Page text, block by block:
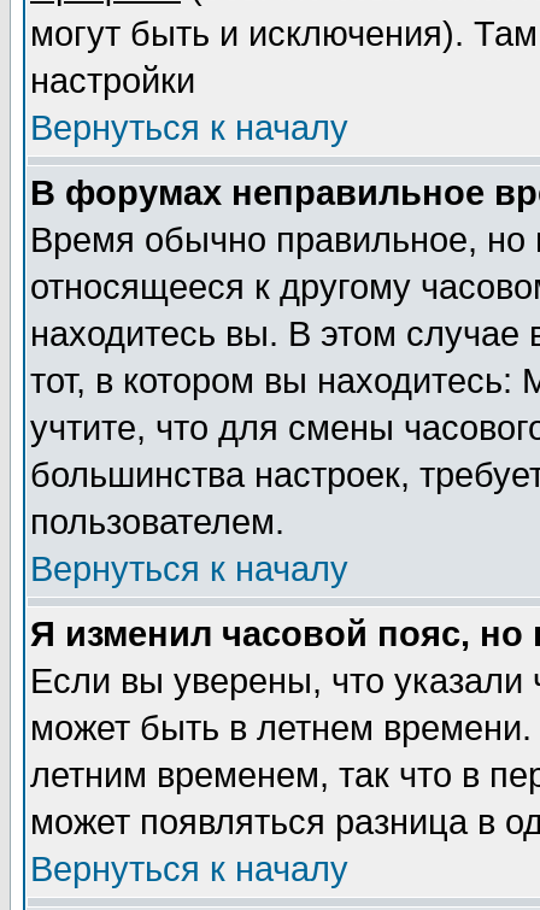
могут быть и исключения).
настройки
Вернуться к началу
В форумах неправильное
Время обычно правильное,
относящееся к другому
находитесь вы. В этом
тот, в котором вы
учтите, что для смены
большинства настроек,
пользователем.
Вернуться к началу
Я изменил часовой пояс,
Если вы уверены, что указали
может быть в летнем
летним временем, так что в
может появляться разница в
Вернуться к началу